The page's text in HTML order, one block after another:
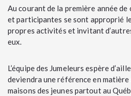
Au courant de la première année
et participantes se sont approprié
propres activités et invitant
eux.
L’équipe des Jumeleurs espère
deviendra une référence en matière
maisons des jeunes partout au